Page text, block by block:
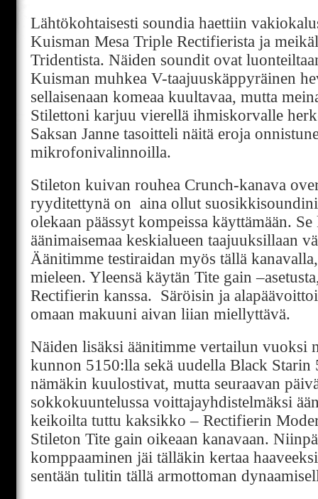
Lähtökohtaisesti soundia haettiin
Kuisman Mesa Triple Rectifierista ja
Tridentista. Näiden soundit ovat
Kuisman muhkea V-taajuuskäppyräinen
sellaisenaan komeaa kuultavaa, mutta
Stilettoni karjuu vierellä ihmiskorvalle
Saksan Janne tasoitteli näitä eroja
mikrofonivalinnoilla.
Stileton kuivan rouhea Crunch-kanava
ryyditettynä on aina ollut
olekaan päässyt kompeissa käyttämään. Se
äänimaisemaa keskialueen taajuuksillaan
Äänitimme testiraidan myös tällä
mieleen. Yleensä käytän Tite gain
Rectifierin kanssa. Säröisin ja
omaan makuuni aivan liian miellyttävä.
Näiden lisäksi äänitimme vertailun vuoksi
kunnon 5150:lla sekä uudella Black
nämäkin kuulostivat, mutta seuraavan
sokkokuuntelussa voittajayhdistelmäksi
keikoilta tuttu kaksikko – Rectifierin
Stileton Tite gain oikeaan kanavaan.
komppaaminen jäi tälläkin kertaa
sentään tulitin tällä armottoman